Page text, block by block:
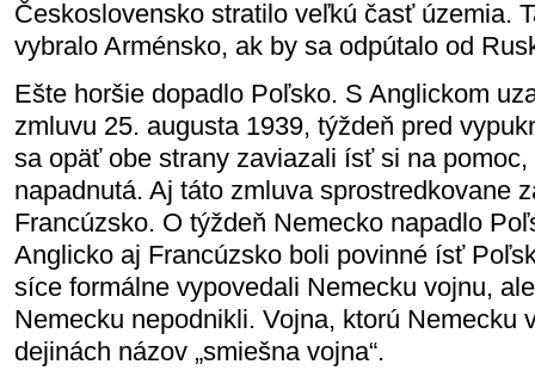
Československo stratilo veľkú časť územia.
vybralo Arménsko, ak by sa odpútalo od
Ešte horšie dopadlo Poľsko. S Anglickom
zmluvu 25. augusta 1939, týždeň pred
sa opäť obe strany zaviazali ísť si na
napadnutá. Aj táto zmluva sprostredkovane
Francúzsko. O týždeň Nemecko napadlo
Anglicko aj Francúzsko boli povinné ísť
síce formálne vypovedali Nemecku vojnu,
Nemecku nepodnikli. Vojna, ktorú Nemecku
dejinách názov „smiešna vojna“.